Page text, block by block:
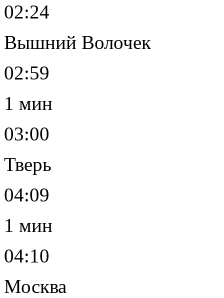
02:24
Вышний Волочек
02:59
1 мин
03:00
Тверь
04:09
1 мин
04:10
Москва